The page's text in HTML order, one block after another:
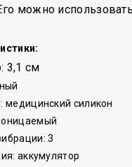
можно
3,1 см
медицинский силикон
3
аккумулятор